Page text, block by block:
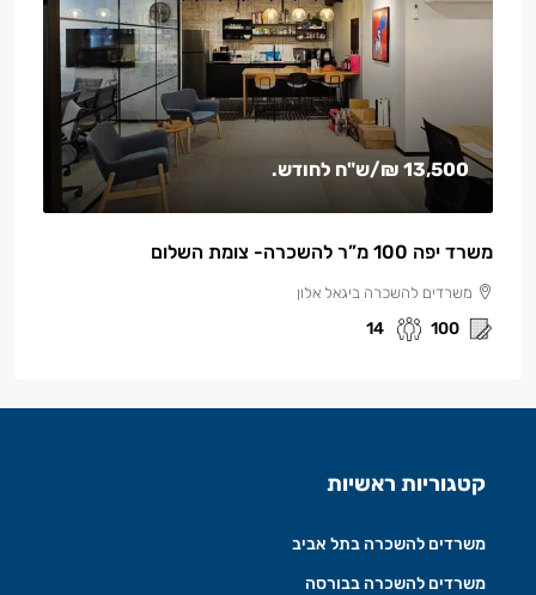
13,500 ₪ /ש"ח לחודש.
משרד יפה 100 מ”ר להשכרה- צומת השלום
משרדים להשכרה ביגאל אלון
100
14
קטגוריות ראשיות
משרדים להשכרה בתל אביב
משרדים להשכרה בבורסה